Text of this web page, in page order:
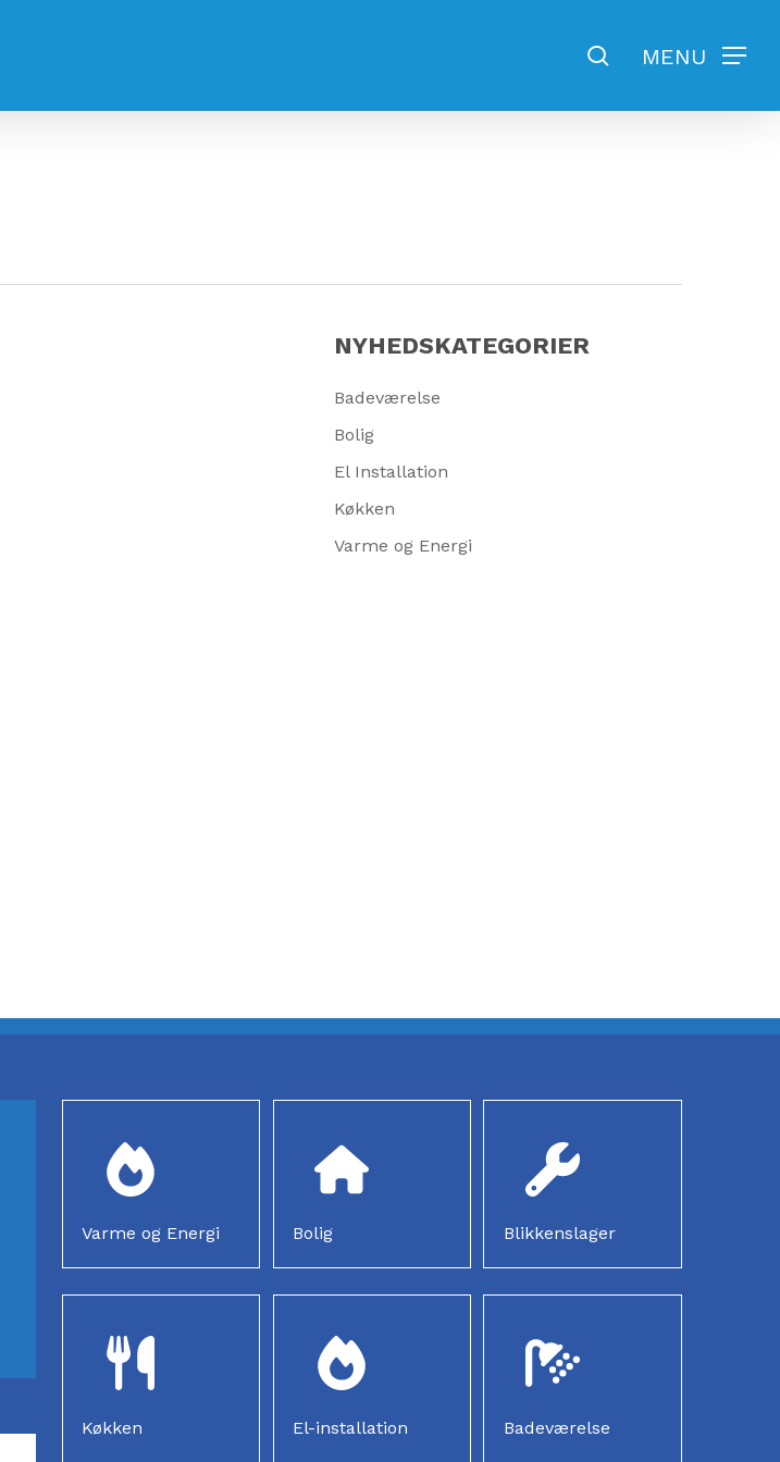
search
MENU
NYHEDSKATEGORIER
Badeværelse
Bolig
El Installation
Køkken
Varme og Energi
Varme og Energi Bolig Blikkenslager
Køkken El-installation Badeværelse